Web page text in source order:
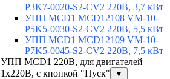
P3K7-0020-S2-CV2 220В, 3,7 кВт
УПП MCD1 MCD12108 VM-10-
P5K5-0030-S2-CV2 220В, 5,5 кВт
УПП MCD1 MCD12109 VM-10-
P7K5-0045-S2-CV2 220В, 7,5 кВт
УПП MCD1 220В, для двигателей
1х220В, с кнопкой "Пуск"
▼